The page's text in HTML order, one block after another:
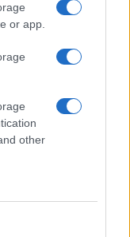
or app.
other